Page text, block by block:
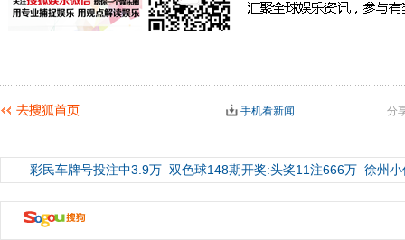
分
手机看新闻
彩民车牌号投注中3.9万 双色球148期开奖:头奖11注666万 徐州